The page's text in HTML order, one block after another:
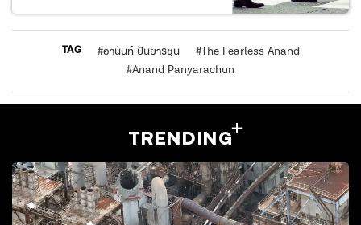
TAG #อานันท์ ปันยารชุน #The Fearless Anand
#Anand Panyarachun
TRENDING